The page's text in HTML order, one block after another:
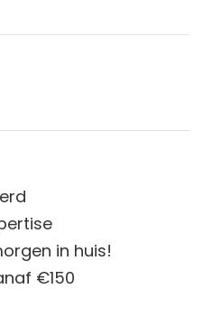
in huis!
€150